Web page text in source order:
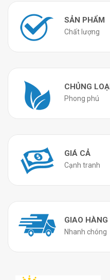
SẢN PHẨM
Chất lượng
CHỦNG LOẠI
Phong phú
GIÁ CẢ
Cạnh tranh
GIAO HÀNG
Nhanh chóng